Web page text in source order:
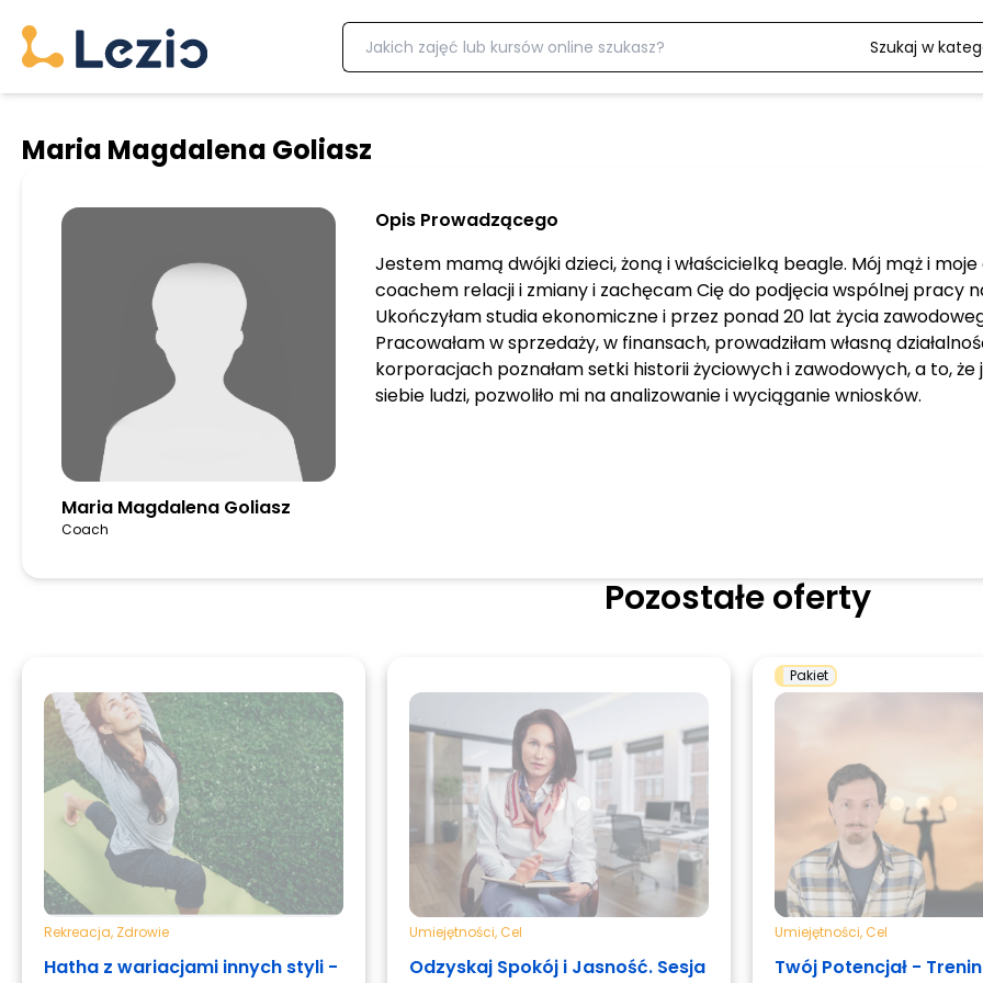
Szukaj w
Maria Magdalena Goliasz
Maria Magdalena Goliasz
Coach
Opis Prowadzącego
Jestem mamą dwójki dzieci, żoną i właścicielką beagle. Mój mąż i
coachem relacji i zmiany i zachęcam Cię do podjęcia wspólnej pracy
Ukończyłam studia ekonomiczne i przez ponad 20 lat życia
Pracowałam w sprzedaży, w finansach, prowadziłam własną
korporacjach poznałam setki historii życiowych i zawodowych, a to,
siebie ludzi, pozwoliło mi na analizowanie i wyciąganie wniosków.
Pozostałe oferty
Rekreacja, Zdrowie
Hatha z wariacjami innych styli -
Umiejętności, Cel
Odzyskaj Spokój i Jasność. Sesja
Pakiet
Umiejętności, Cel
Twój Potencjał -